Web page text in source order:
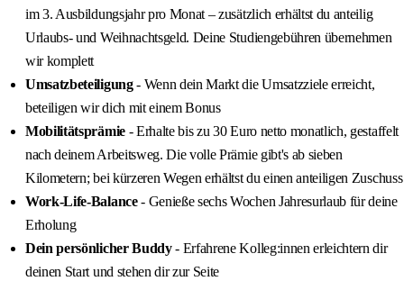
im 3. Ausbildungsjahr pro Monat – zusätzlich erhältst du anteilig
Urlaubs- und Weihnachtsgeld. Deine Studiengebühren übernehmen
wir komplett
Umsatzbeteiligung- Wenn dein Markt die Umsatzziele erreicht,
beteiligen wir dich mit einem Bonus
Mobilitätsprämie - Erhalte bis zu 30 Euro netto monatlich, gestaffelt
nach deinem Arbeitsweg. Die volle Prämie gibt's ab sieben
Kilometern; bei kürzeren Wegen erhältst du einen anteiligen Zuschuss
Work-Life-Balance- Genieße sechs Wochen Jahresurlaub für deine
Erholung
Dein persönlicher Buddy- Erfahrene Kolleg:innen erleichtern dir
deinen Start und stehen dir zur Seite